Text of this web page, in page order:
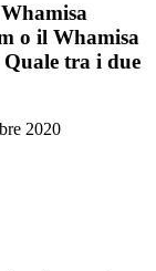
o il Whamisa
tra i due
2020